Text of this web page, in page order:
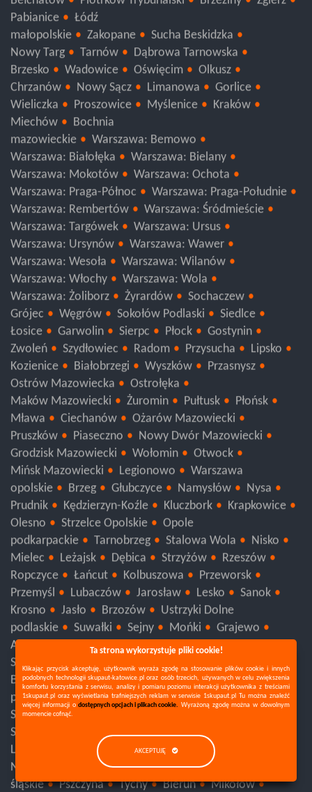
Tomaszów Mazowiecki
Radomsko
Opoczno
Bełchatów
Piotrków Trybunalski
Pabianice
Łódź
małopolskie
Zakopane
Sucha Beskidzka
Nowy Targ
Tarnów
Dąbrowa Tarnowska
Brzesko
Wadowice Oświęcim
Olkusz
Chrzanów
Nowy Sącz Limanowa
Gorlice
Wieliczka
Proszowice
Miechów
Bochnia
mazowieckie
Warszawa: Bemowo
Warszawa: Białołęka
Warszawa: Bielany
Warszawa: Mokotów
Warszawa: Ochota
Warszawa: Praga-Północ
Warszawa: Praga-Południe
Warszawa: Rembertów
Warszawa: Śródmieście
Warszawa: Targówek
Warszawa: Ursus
Warszawa: Ursynów
Warszawa: Wawer
Warszawa: Wesoła
Warszawa: Wilanów
Warszawa: Włochy
Warszawa: Wola
Warszawa: Żoliborz
Żyrardów
Sochaczew
Grójec
Węgrów Sokołów Podlaski
Siedlce
Łosice
Garwolin Sierpc Płock
Gostynin
Zwoleń
Szydłowiec Radom Przysucha
Lipsko
Kozienice
Białobrzegi Wyszków
Ostrów Mazowiecka
Ostrołęka
Maków Mazowiecki
Żuromin Pułtusk
Mława
Ciechanów
Ożarów Mazowiecki
Pruszków
Piaseczno
Nowy Dwór Mazowiecki
Grodzisk Mazowiecki
Wołomin
Otwock
Mińsk Mazowiecki
Legionowo
Warszawa
opolskie
Brzeg Głubczyce Namysłów
Nysa
Prudnik
Kędzierzyn-Koźle Kluczbork
Olesno
Strzelce Opolskie
Opole
podkarpackie
Tarnobrzeg Stalowa Wola
Nisko
Mielec
Leżajsk Dębica Strzyżów
Rzeszów
Ropczyce
Łańcut Kolbuszowa
Przeworsk
Przemyśl
Lubaczów Jarosław Lesko
Krosno
Jasło Brzozów
Ustrzyki Dolne
podlaskie
Suwałki Sejny Mońki
Grajewo
Augustów
Zambrów
Wysokie Mazowieckie
Siemiatycze
Łomża Kolno
Hajnówka
Bielsk Podlaski
Sokółka
Białystok
pomorskie
Sopot
Gdańsk Sztum
Tczew
Starogard Gdański
Malbork Kwidzyn
Lębork
Ta strona wykorzystuje pliki cookie!
Klikając przycisk akceptuję, użytkownik wyraża zgodę na stosowanie plików cookie i innych
podobnych technologii skupaut-katowice.pl oraz osób trzecich, używanych w celu zwiększenia
komfortu korzystania z serwisu, analizy i pomiaru poziomu interakcji użytkownika z treściami
1skupaut.pl oraz wyświetlania trafniejszych reklam w serwisie 1skupaut.pl Tu można znaleźć
więcej informacji odostępnych opcjach i plikach cookie. Wyrażoną zgodę można w dowolnym
momencie cofnąć.
AKCEPTUJĘ